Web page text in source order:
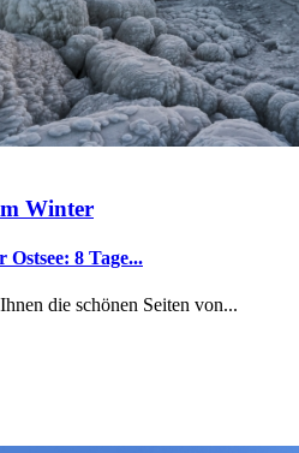
Winter
8 Tage...
die schönen Seiten von...